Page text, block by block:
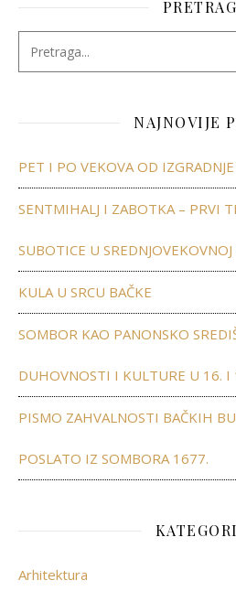
NAJNOVIJE
PET I PO VEKOVA OD
SENTMIHALJ I ZABOTKA – PRVI
SUBOTICE U
KULA U SRCU BAČKE
SOMBOR KAO PANONSKO
DUHOVNOSTI I KULTURE U 16. I
PISMO ZAHVALNOSTI BAČKIH
POSLATO IZ SOMBORA 1677.
Arhitektura